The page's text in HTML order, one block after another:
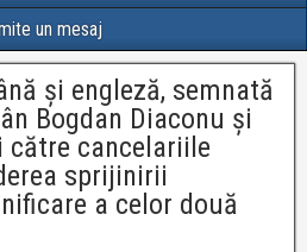
un mesaj
și engleză, semnată
Bogdan Diaconu și
către cancelariile
sprijinirii
a celor două